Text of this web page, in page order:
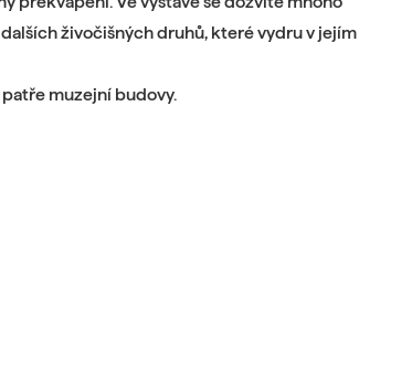
živočišných druhů, které vydru v jejím
patře muzejní budovy.